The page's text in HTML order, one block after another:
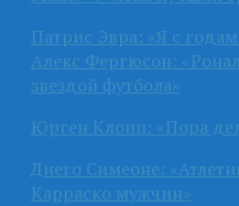
Патрис Эвра: «Я с
Алекс Фергюсон:
звездой футбола»
Юрген Клопп: «Пора
Диего Симеоне:
Карраско мужчин»